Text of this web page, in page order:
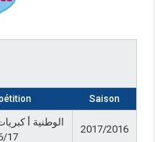
Saison
الوطنية أ
17
2017/2016